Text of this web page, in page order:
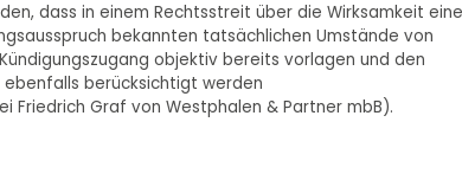
dass in einem Rechtsstreit über die Wirksamkeit
bekannten tatsächlichen Umstände von
objektiv bereits vorlagen und den
berücksichtigt werden
Friedrich Graf von Westphalen & Partner mbB).